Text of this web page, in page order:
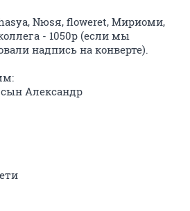
Nюsя, floweret, Мириоми,
- 1050р (если мы
надпись на конверте).
Александр